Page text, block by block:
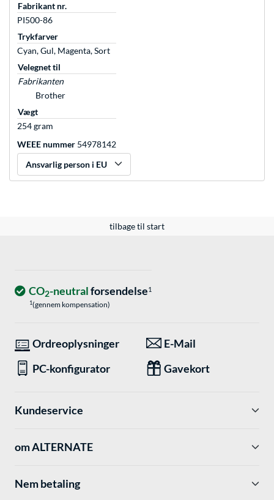
Fabrikant nr.
PI500-86
Trykfarver
Cyan, Gul, Magenta, Sort
Velegnet til
Fabrikanten
Brother
Vægt
254 gram
WEEE nummer 54978142
Ansvarlig person i EU
tilbage til start
CO2-neutralforsendelse1
1(gennem kompensation)
Ordreoplysninger
E-Mail
PC-konfigurator
Gavekort
Kundeservice
om ALTERNATE
Nem betaling